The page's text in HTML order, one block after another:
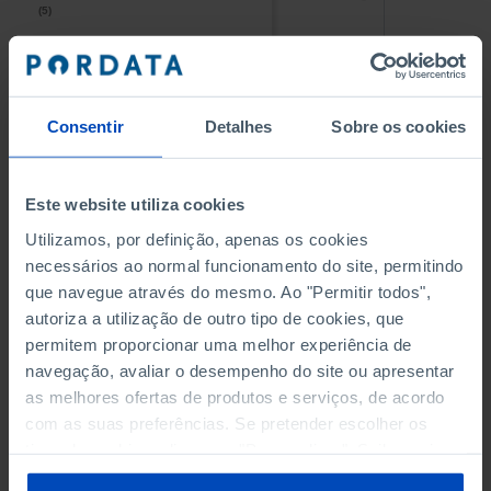
Consentir Detalhes Sobre os cookies
Este website utiliza cookies
Utilizamos, por definição, apenas os cookies
necessários ao normal funcionamento do site, permitindo
que navegue através do mesmo. Ao "Permitir todos",
autoriza a utilização de outro tipo de cookies, que
permitem proporcionar uma melhor experiência de
navegação, avaliar o desempenho do site ou apresentar
as melhores ofertas de produtos e serviços, de acordo
com as suas preferências. Se pretender escolher os
sobre cookies através da gestão de preferências ou da
(5)
(5)
PESSOAL AO SERVIÇO NAS
PESSOAL AO SERVIÇO NAS
DO MUNICÍPIO (%)
Empresas não financeiras
DO MUNICÍPIO (%)
Empresas não financeiras
VOLUME DE NEGÓCIOS DAS
QUATRO MAIORES EMPRESAS
DO MUNICÍPIO (%)
VOLUME DE NEGÓCIOS DAS
QUATRO MAIORES EMPRESAS
DO MUNICÍPIO (%)
-
BANCOS, CAIXAS ECONÓMICAS
BANCOS, CAIXAS ECONÓMICAS
CAIXAS DE CRÉDITO AGRÍCOLA
CAIXAS DE CRÉDITO AGRÍCOLA